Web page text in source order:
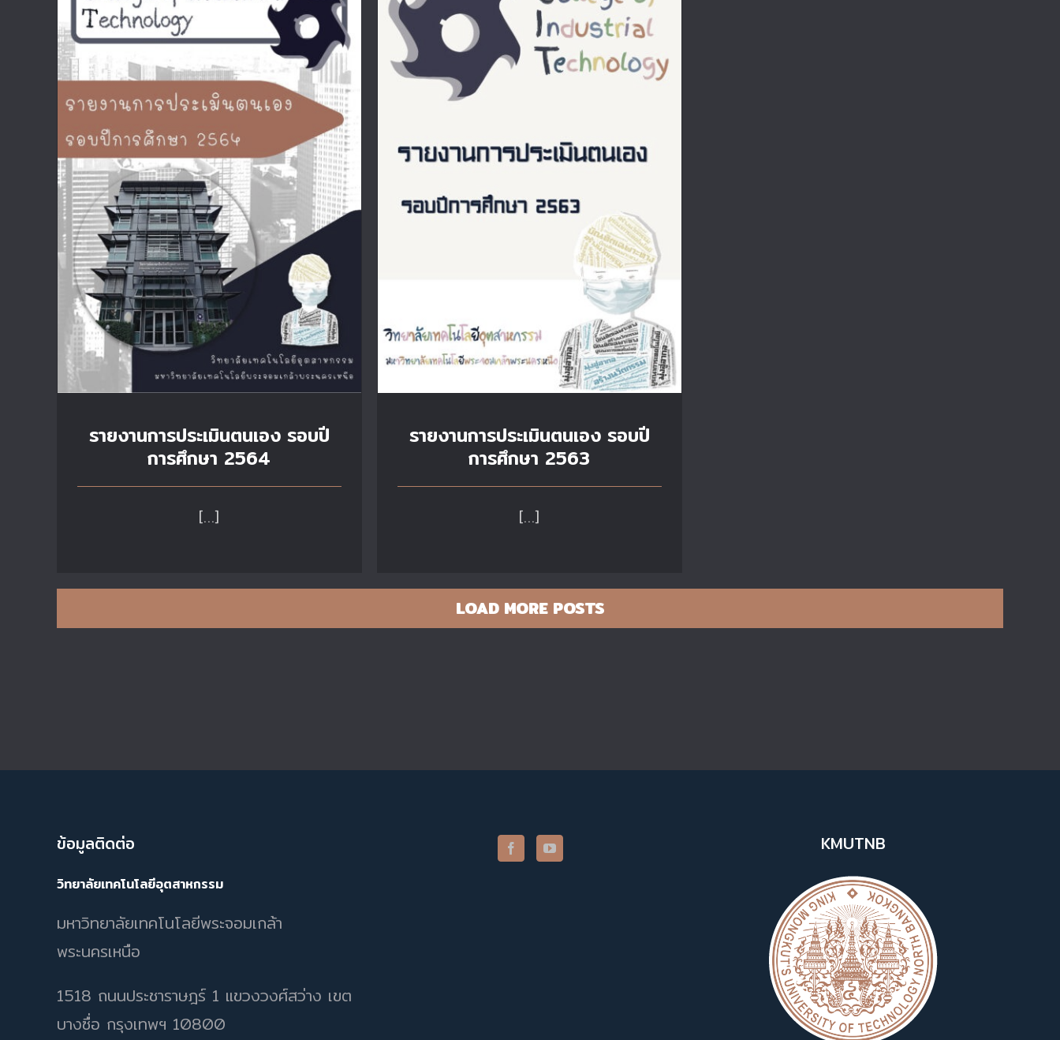
รายงานการประเมินตนเอง รอบปีการศึกษา
2564
รายงานการประเมินตนเอง รอบปี
การศึกษา 2564
[…]
2563
รายงานการประเมินตนเอง รอบปี
การศึกษา 2563
[…]
LOAD MORE POSTS
ข้อมูลติดต่อ
วิทยาลัยเทคโนโลยีอุตสาหกรรม
มหาวิทยาลัยเทคโนโลยีพระจอมเกล้า
พระนครเหนือ
1518 ถนนประชาราษฎร์ 1 แขวงวงศ์สว่าง เขต
บางซื่อ กรุงเทพฯ 10800
KMUTNB